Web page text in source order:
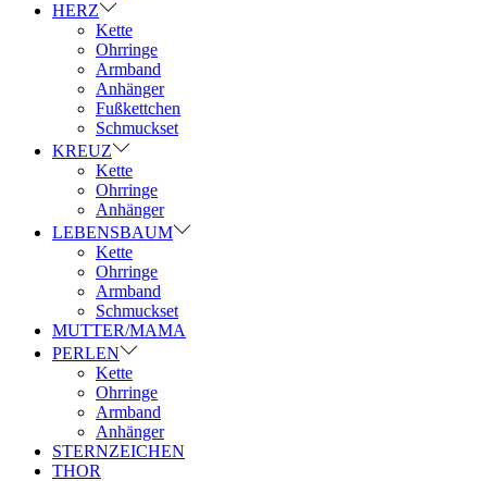
HERZ
Kette
Ohrringe
Armband
Anhänger
Fußkettchen
Schmuckset
KREUZ
Kette
Ohrringe
Anhänger
LEBENSBAUM
Kette
Ohrringe
Armband
Schmuckset
MUTTER/MAMA
PERLEN
Kette
Ohrringe
Armband
Anhänger
STERNZEICHEN
THOR